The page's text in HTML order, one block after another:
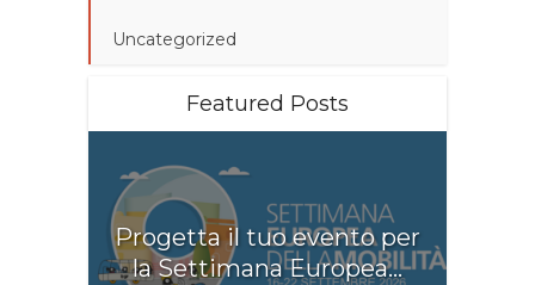
Uncategorized
Featured Posts
Progetta il tuo evento per
la Settimana Europea...